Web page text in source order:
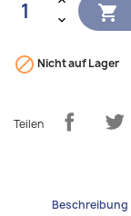

 Nicht auf Lager
Teilen
Beschreibung